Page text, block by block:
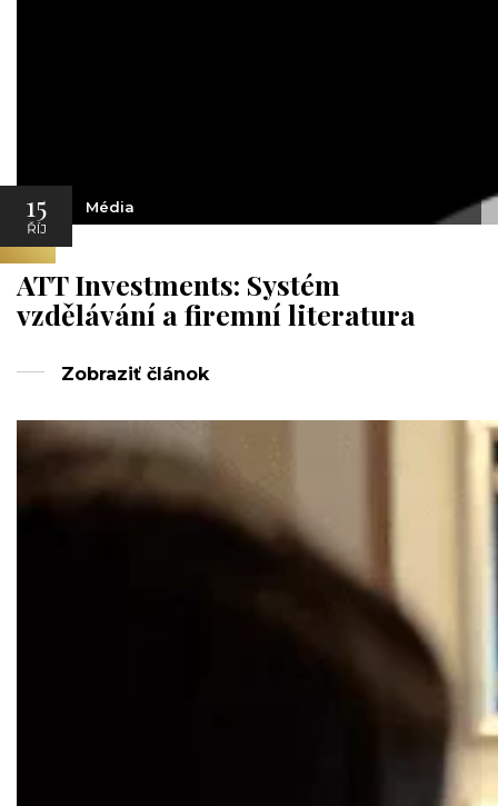
15
ŘÍJ
Média
ATT Investments: Systém
vzdělávání a firemní literatura
Zobraziť článok